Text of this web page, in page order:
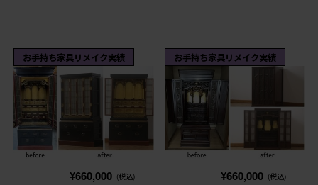
お手持ち家具リメイク実績
¥660,000 (税込)
お手持ち家具リメイク実績
¥660,000 (税込)